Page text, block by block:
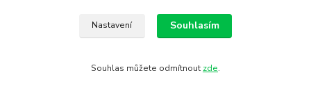
Dámské krátké elastické kalhoty CRAFT ADV
Essence Hot Pants 2 urč...
990 Kč
Koupit
Nastavení Souhlasím
Souhlas můžete odmítnout zde.